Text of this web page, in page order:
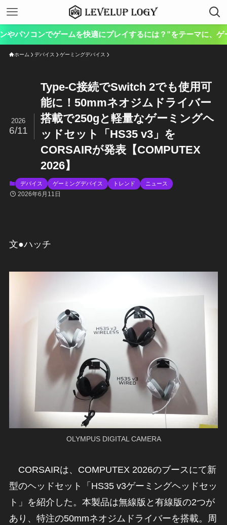
を快適にプレイするには？”をテーマに、ゲーム向けのハー
ホーム デバイス ゲーミングデバイス
Type-C接続でSwitch 2でも使用可
能に！50mmネオジムドライバー
搭載で250gと軽量なゲーミングヘ
ッドセット「HS35 v3」を
CORSAIRが発表【COMPUTEX
2026】
2026
6/11
デバイス ゲーミングデバイス トレンド ニュース
2026年6月11日
文●ハッチ
OLYMPUS DIGITAL CAMERA
CORSAIRは、COMPUTEX 2026のブースにて新
型のヘッドセット「HS35 v3ゲーミングヘッドセッ
ト」を紹介した。本製品は無線版と有線版の2つが
あり、特注の50mmネオジムドライバーを搭載。周